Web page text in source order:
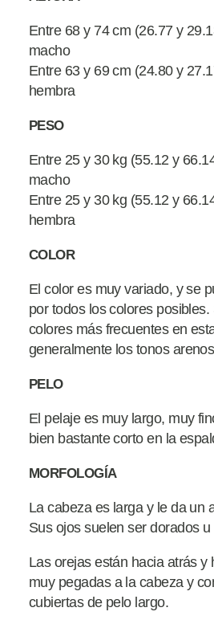
Entre 68 y 74 cm (26.77 y
macho
Entre 63 y 69 cm (24.80 y
hembra
PESO
Entre 25 y 30 kg (55.12 y
macho
Entre 25 y 30 kg (55.12 y
hembra
COLOR
El color es muy variado, y se
por todos los colores
colores más frecuentes en
generalmente los tonos
PELO
El pelaje es muy largo, muy
bien bastante corto en la
MORFOLOGÍA
La cabeza es larga y le da un
Sus ojos suelen ser dorados u
Las orejas están hacia atrás y
muy pegadas a la cabeza y
cubiertas de pelo largo.